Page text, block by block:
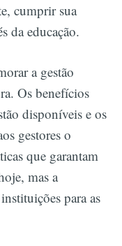
cumprir sua
da educação.
a gestão
Os benefícios
disponíveis e os
gestores o
que garantam
mas a
para as